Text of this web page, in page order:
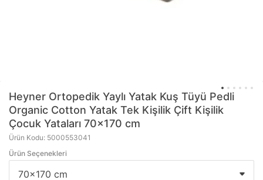
Heyner Ortopedik Yaylı Yatak Kuş Tüyü Pedli
Organic Cotton Yatak Tek Kişilik Çift Kişilik
Çocuk Yataları 70x170 cm
Ürün Kodu: 5000553041
Ürün Seçenekleri